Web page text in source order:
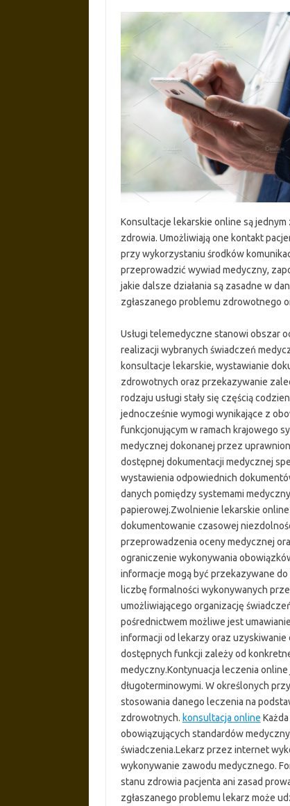
Konsultacje lekarskie online są
zdrowia. Umożliwiają one kontakt
przy wykorzystaniu środków
przeprowadzić wywiad medyczny,
jakie dalsze działania są zasadne w
zgłaszanego problemu zdrowotnego
Usługi telemedyczne stanowi obszar
realizacji wybranych świadczeń
konsultacje lekarskie, wystawianie
zdrowotnych oraz przekazywanie
rodzaju usługi stały się częścią
jednocześnie wymogi wynikające z
funkcjonującym w ramach krajowego
medycznej dokonanej przez
dostępnej dokumentacji medycznej
wystawienia odpowiednich
danych pomiędzy systemami
papierowej.Zwolnienie lekarskie
dokumentowanie czasowej
przeprowadzenia oceny medycznej
ograniczenie wykonywania
informacje mogą być przekazywane
liczbę formalności wykonywanych
umożliwiającego organizację
pośrednictwem możliwe jest
informacji od lekarzy oraz
dostępnych funkcji zależy od
medyczny.Kontynuacja leczenia
długoterminowymi. W określonych
stosowania danego leczenia na
zdrowotnych. konsultacja online
obowiązujących standardów
świadczenia.Lekarz przez internet
wykonywanie zawodu medycznego.
stanu zdrowia pacjenta ani zasad
zgłaszanego problemu lekarz może